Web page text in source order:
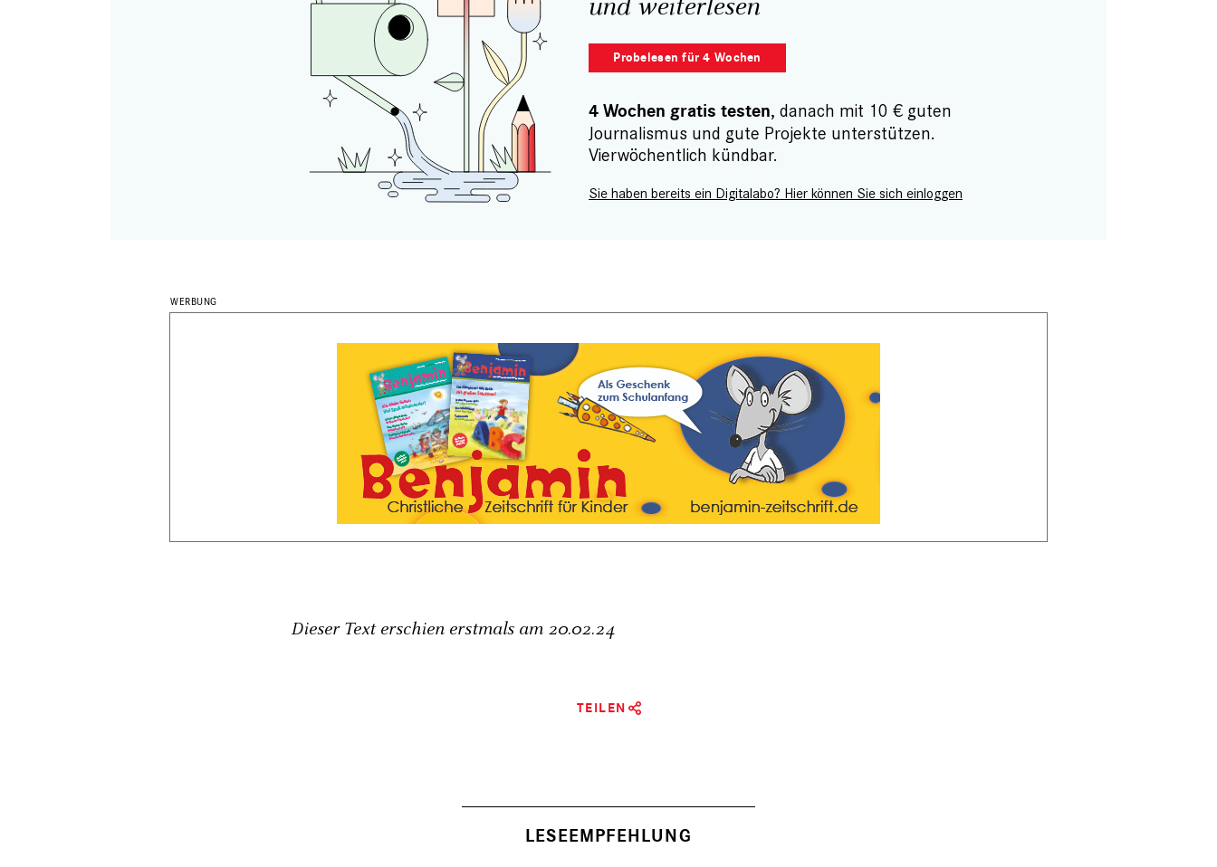
Probelesen für 4 Wochen
4 Wochen gratis testen, danach mit 10 € guten
Journalismus und gute Projekte unterstützen.
Vierwöchentlich kündbar.
Sie haben bereits ein Digitalabo? Hier können Sie sich einloggen
Dieser Text erschien erstmals am 20.02.24
TEILEN
LESEEMPFEHLUNG